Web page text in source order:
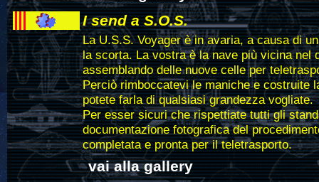
Isend a S.O.S.
La U.S.S. Voyager è in avaria, a causa di
la scorta. La vostra è la nave più vicina nel
assemblando delle nuove celle per
Perciò rimboccatevi le maniche e costruite
potete farla di qualsiasi grandezza vogliate.
Per esser sicuri che rispettiate tutti gli
documentazione fotografica del
completata e pronta per il teletrasporto.
vai alla gallery